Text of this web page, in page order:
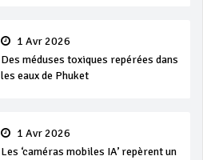
1 Avr 2026
Des méduses toxiques repérées dans
les eaux de Phuket
1 Avr 2026
Les ‘caméras mobiles IA’ repèrent un